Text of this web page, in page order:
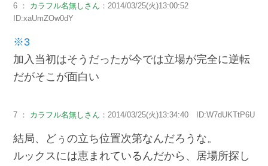
6 ： カラフル名無しさん ：2014/03/25(火)13:00:52
ID:xaUmZOw0dY
※3
加入当初はそうだったが今では立場が完全に逆転
だがそこが面白い
7 ： カラフル名無しさん ：2014/03/25(火)13:34:40 ID:W7dUKTtP6U
結局、どぅの立ち位置次第なんだろうな。
ルックスには恵まれているんだから、居場所探し